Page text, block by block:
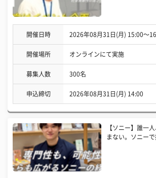
開催日時 2026年08月31日(月) 15:00〜
開催場所 オンラインにて実施
募集人数 300名
申込締切 2026年08月31日(月) 14:00
【ソニー】誰一
まない。ソニーで